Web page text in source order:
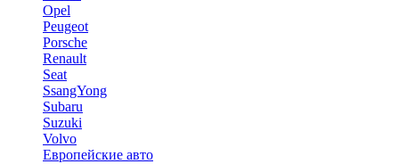
Opel
Peugeot
Porsche
Renault
Seat
SsangYong
Subaru
Suzuki
Volvo
Европейские авто